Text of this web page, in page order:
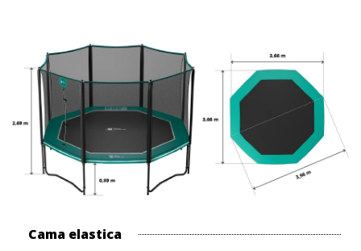
Cama elastica